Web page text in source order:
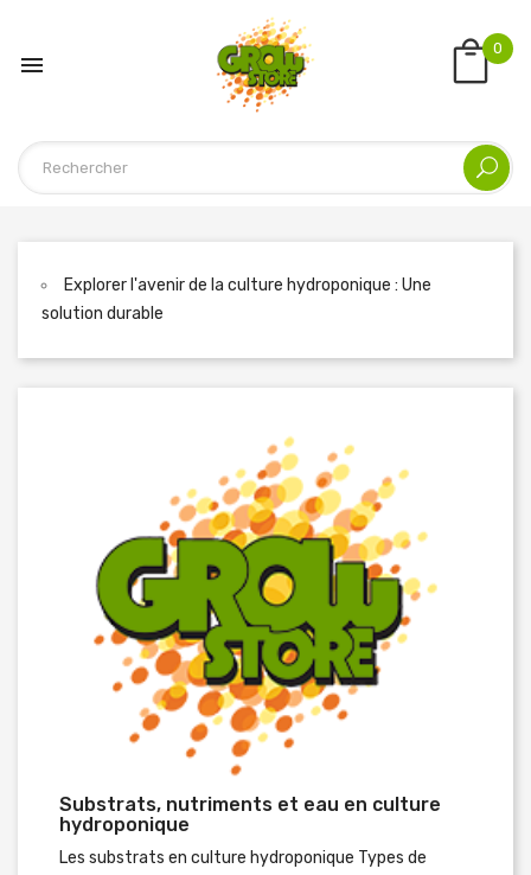

0
Explorer l'avenir de la culture hydroponique : Une
solution durable
Substrats, nutriments et eau en culture
hydroponique
Les substrats en culture hydroponique Types de